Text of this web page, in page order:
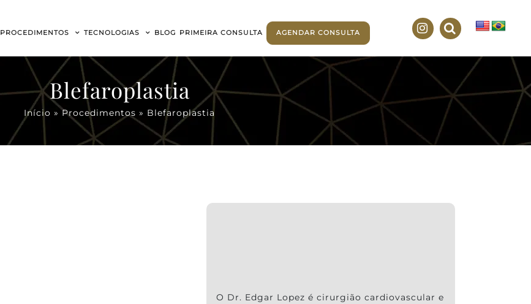
PROCEDIMENTOS TECNOLOGIAS BLOG PRIMEIRA CONSULTA AGENDAR CONSULTA
Blefaroplastia
Início »Procedimentos » Blefaroplastia
O Dr. Edgar Lopez é cirurgião cardiovascular e